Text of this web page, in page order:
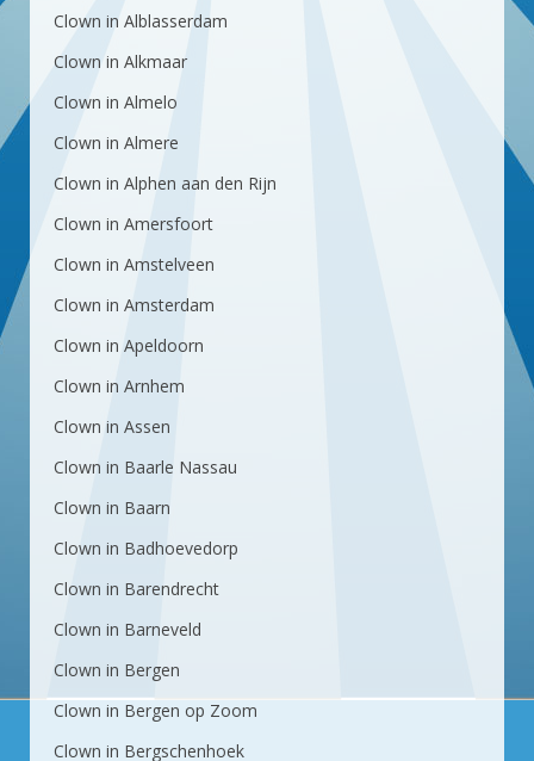
Clown in Alblasserdam
Clown in Alkmaar
Clown in Almelo
Clown in Almere
Clown in Alphen aan den Rijn
Clown in Amersfoort
Clown in Amstelveen
Clown in Amsterdam
Clown in Apeldoorn
Clown in Arnhem
Clown in Assen
Clown in Baarle Nassau
Clown in Baarn
Clown in Badhoevedorp
Clown in Barendrecht
Clown in Barneveld
Clown in Bergen
Clown in Bergen op Zoom
Clown in Bergschenhoek